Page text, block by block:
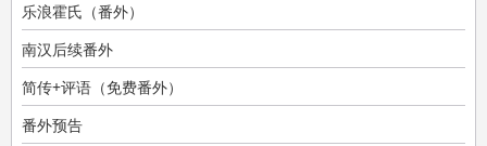
乐浪霍氏（番外）
南汉后续番外
简传+评语（免费番外）
番外预告